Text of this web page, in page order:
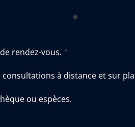
rendez-vous.
à distance et sur
ou espèces.